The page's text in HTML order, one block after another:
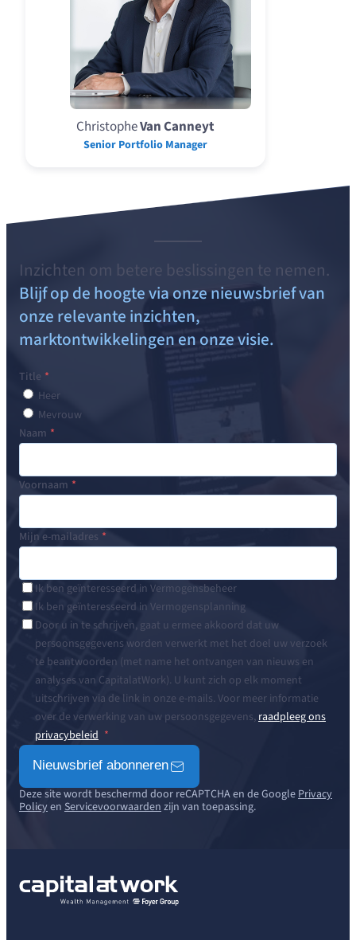
ChristopheVan Canneyt
Senior Portfolio Manager
Inzichten om betere beslissingen te nemen.
Blijf op de hoogte via onze nieuwsbrief van
onze relevante inzichten,
marktontwikkelingen en onze visie.
Title
Heer
Mevrouw
Naam
Voornaam
Mijn e-mailadres
Ik ben geïnteresseerd in Vermogensbeheer
Ik ben geïnteresseerd in Vermogensplanning
Door u in te schrijven, gaat u ermee akkoord dat uw
persoonsgegevens worden verwerkt met het doel uw verzoek
te beantwoorden (met name het ontvangen van nieuws en
analyses van CapitalatWork). U kunt zich op elk moment
uitschrijven via de link in onze e-mails. Voor meer informatie
over de verwerking van uw persoonsgegevens,raadpleeg ons
privacybeleid
Nieuwsbrief abonneren
Deze site wordt beschermd door reCAPTCHA en de GooglePrivacy
Policyen Servicevoorwaardenzijn van toepassing.